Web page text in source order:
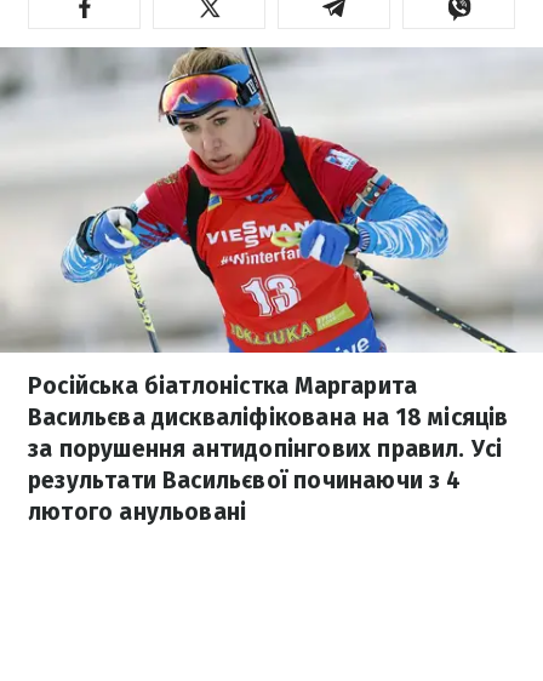
Російська біатлоністка Маргарита
Васильєва дискваліфікована на 18 місяців
за порушення антидопінгових правил. Усі
результати Васильєвої починаючи з 4
лютого анульовані